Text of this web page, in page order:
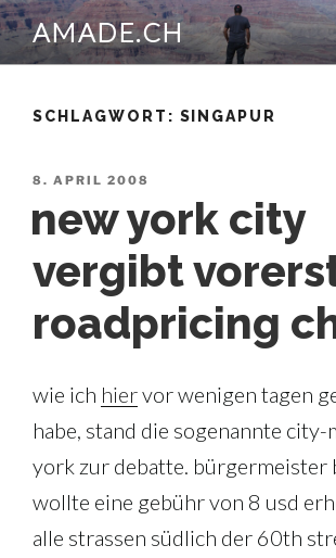
Zum
Inhalt
springen
AMADE.CH
SCHLAGWORT: SINGAPUR
VERÖFFENTLICHT
8. APRIL 2008
new york city
vergibt
roadpricing
wie ich hiervor wenigen tagen
habe, stand die sogenannte
york zur debatte. bürgermeister
wollte eine gebühr von 8 usd
alle strassen südlich der 60th